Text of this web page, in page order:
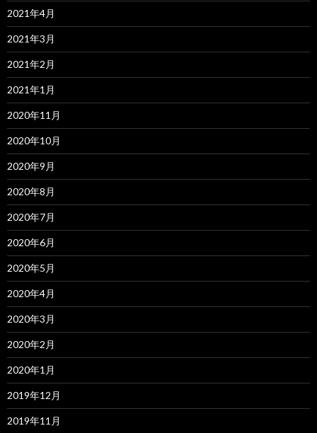
2021年4月
2021年3月
2021年2月
2021年1月
2020年11月
2020年10月
2020年9月
2020年8月
2020年7月
2020年6月
2020年5月
2020年4月
2020年3月
2020年2月
2020年1月
2019年12月
2019年11月